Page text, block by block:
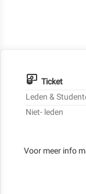
Ticket
Leden &
Niet- leden
Voor meer info